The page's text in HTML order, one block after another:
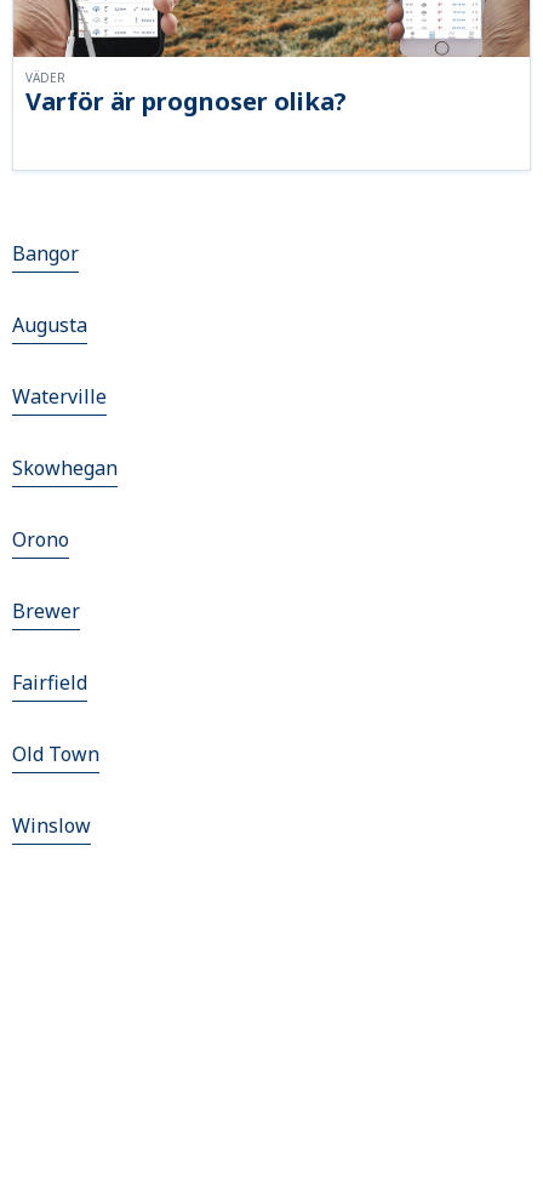
Varför är prognoser olika?
VÄDER
Bangor
Augusta
Waterville
Skowhegan
Orono
Brewer
Fairfield
Old Town
Winslow